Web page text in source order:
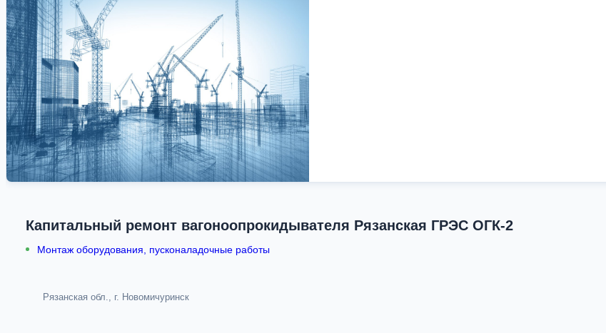
Капитальный ремонт вагоноопрокидывателя Рязанская ГРЭС ОГК-2
Монтаж оборудования, пусконаладочные работы
Рязанская обл., г. Новомичуринск